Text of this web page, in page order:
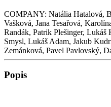
COMPANY: Natália Hatalová,
Vašková, Jana Tesařová,
Randák, Patrik Plešinger, Lukáš
Smysl, Lukáš Adam, Jakub
Zemánková, Pavel Pavlovský,
Popis